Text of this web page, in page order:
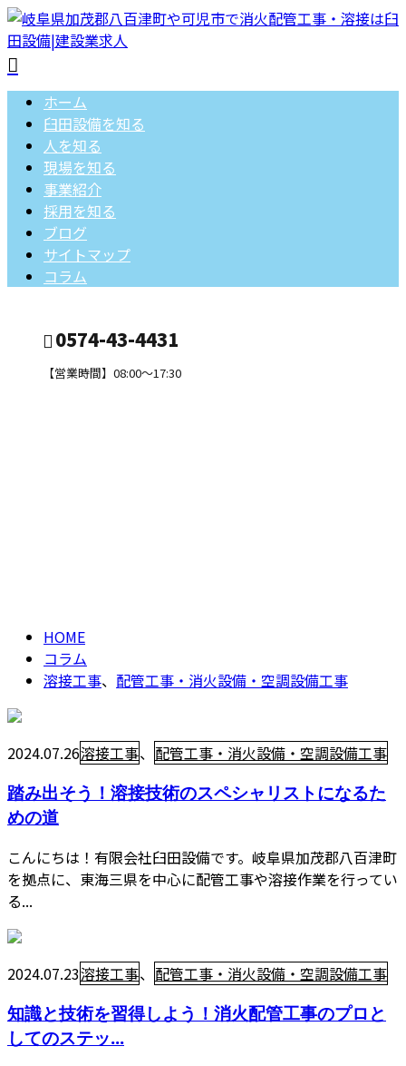
ホーム
臼田設備を知る
人を知る
現場を知る
事業紹介
採用を知る
ブログ
サイトマップ
コラム
0574-43-4431
【営業時間】08:00～17:30
HOME
コラム
溶接工事、 配管工事・消火設備・空調設備工事
2024.07.26溶接工事、 配管工事・消火設備・空調設備工事
踏み出そう！溶接技術のスペシャリストになるた
めの道
こんにちは！有限会社臼田設備です。岐阜県加茂郡八百津町
を拠点に、東海三県を中心に配管工事や溶接作業を行ってい
る...
2024.07.23溶接工事、 配管工事・消火設備・空調設備工事
知識と技術を習得しよう！消火配管工事のプロと
してのステッ...